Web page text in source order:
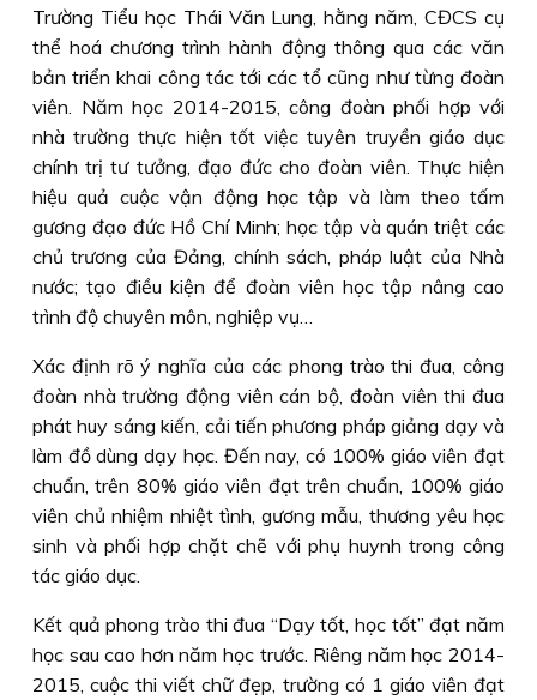
Trường Tiểu học Thái Văn Lung, hằng năm, CĐCS cụ
thể hoá chương trình hành động thông qua các văn
bản triển khai công tác tới các tổ cũng như từng đoàn
viên. Năm học 2014-2015, công đoàn phối hợp với
nhà trường thực hiện tốt việc tuyên truyền giáo dục
chính trị tư tưởng, đạo đức cho đoàn viên. Thực hiện
hiệu quả cuộc vận động học tập và làm theo tấm
gương đạo đức Hồ Chí Minh; học tập và quán triệt các
chủ trương của Đảng, chính sách, pháp luật của Nhà
nước; tạo điều kiện để đoàn viên học tập nâng cao
trình độ chuyên môn, nghiệp vụ…
Xác định rõ ý nghĩa của các phong trào thi đua, công
đoàn nhà trường động viên cán bộ, đoàn viên thi đua
phát huy sáng kiến, cải tiến phương pháp giảng dạy và
làm đồ dùng dạy học. Đến nay, có 100% giáo viên đạt
chuẩn, trên 80% giáo viên đạt trên chuẩn, 100% giáo
viên chủ nhiệm nhiệt tình, gương mẫu, thương yêu học
sinh và phối hợp chặt chẽ với phụ huynh trong công
tác giáo dục.
Kết quả phong trào thi đua “Dạy tốt, học tốt” đạt năm
học sau cao hơn năm học trước. Riêng năm học 2014-
2015, cuộc thi viết chữ đẹp, trường có 1 giáo viên đạt